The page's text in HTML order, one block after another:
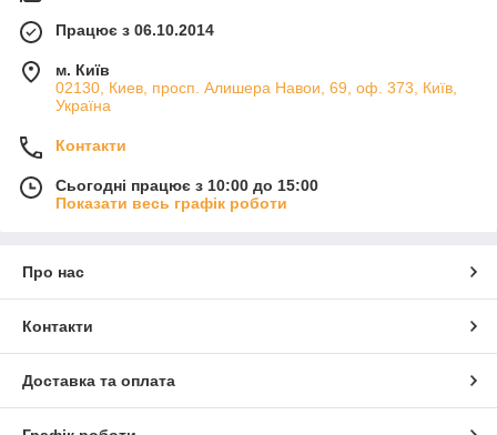
Працює з 06.10.2014
м. Київ
02130, Киев, просп. Алишера Навои, 69, оф. 373, Київ,
Україна
Контакти
Сьогодні працює з 10:00 до 15:00
Показати весь графік роботи
Про нас
Контакти
Доставка та оплата